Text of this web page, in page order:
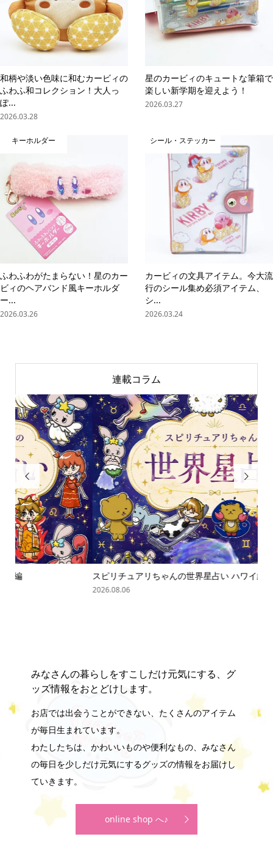
和柄や淡い色味に和むカービィの
ふわふ和コレクション！大人っ
ぽ...
2026.03.28
星のカービィのキュートな筆箱で
楽しい新学期を迎えよう！
2026.03.27
キーホルダー
ふわふわがたまらない！星のカー
ビィのヘアバンド風キーホルダ
ー...
2026.03.26
シール・ステッカー
カービィの文具アイテム。今大流
行のシール集め必須アイテム、
シ...
2026.03.24
連載コラム

スピリチュアリちゃんの世界星占い ハワイ編

みなさんの暮らしをすこしだけ元気にする、グ
ッズ情報をおとどけします。
お店では出会うことができない、たくさんのアイテム
が毎日生まれています。
わたしたちは、かわいいものや便利なもの、みなさん
の毎日を少しだけ元気にするグッズの情報をお届けし
ていきます。
online shop へ♪